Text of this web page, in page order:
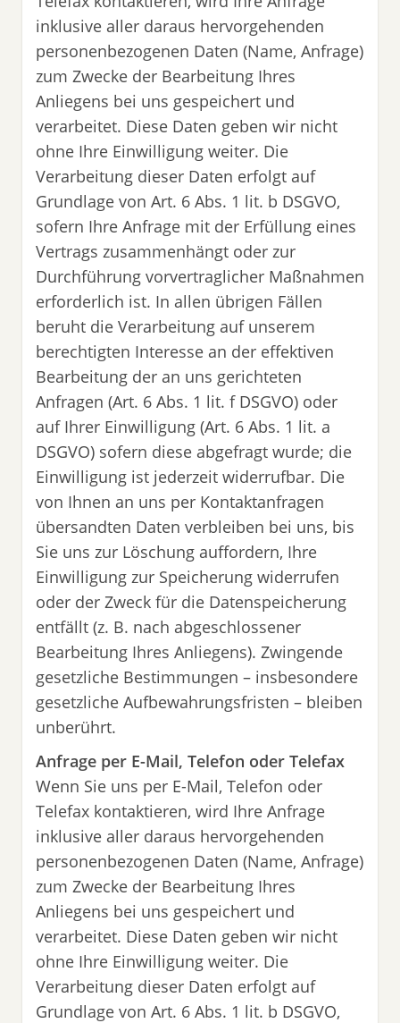
inklusive aller daraus hervorgehenden
personenbezogenen Daten (Name, Anfrage)
zum Zwecke der Bearbeitung Ihres
Anliegens bei uns gespeichert und
verarbeitet. Diese Daten geben wir nicht
ohne Ihre Einwilligung weiter. Die
Verarbeitung dieser Daten erfolgt auf
Grundlage von Art. 6 Abs. 1 lit. b DSGVO,
sofern Ihre Anfrage mit der Erfüllung eines
Vertrags zusammenhängt oder zur
Durchführung vorvertraglicher Maßnahmen
erforderlich ist. In allen übrigen Fällen
beruht die Verarbeitung auf unserem
berechtigten Interesse an der effektiven
Bearbeitung der an uns gerichteten
Anfragen (Art. 6 Abs. 1 lit. f DSGVO) oder
auf Ihrer Einwilligung (Art. 6 Abs. 1 lit. a
DSGVO) sofern diese abgefragt wurde; die
Einwilligung ist jederzeit widerrufbar. Die
von Ihnen an uns per Kontaktanfragen
übersandten Daten verbleiben bei uns, bis
Sie uns zur Löschung auffordern, Ihre
Einwilligung zur Speicherung widerrufen
oder der Zweck für die Datenspeicherung
entfällt (z. B. nach abgeschlossener
Bearbeitung Ihres Anliegens). Zwingende
gesetzliche Bestimmungen – insbesondere
gesetzliche Aufbewahrungsfristen – bleiben
unberührt.
Anfrage per E-Mail, Telefon oder Telefax
Wenn Sie uns per E-Mail, Telefon oder
Telefax kontaktieren, wird Ihre Anfrage
inklusive aller daraus hervorgehenden
personenbezogenen Daten (Name, Anfrage)
zum Zwecke der Bearbeitung Ihres
Anliegens bei uns gespeichert und
verarbeitet. Diese Daten geben wir nicht
ohne Ihre Einwilligung weiter. Die
Verarbeitung dieser Daten erfolgt auf
Grundlage von Art. 6 Abs. 1 lit. b DSGVO,